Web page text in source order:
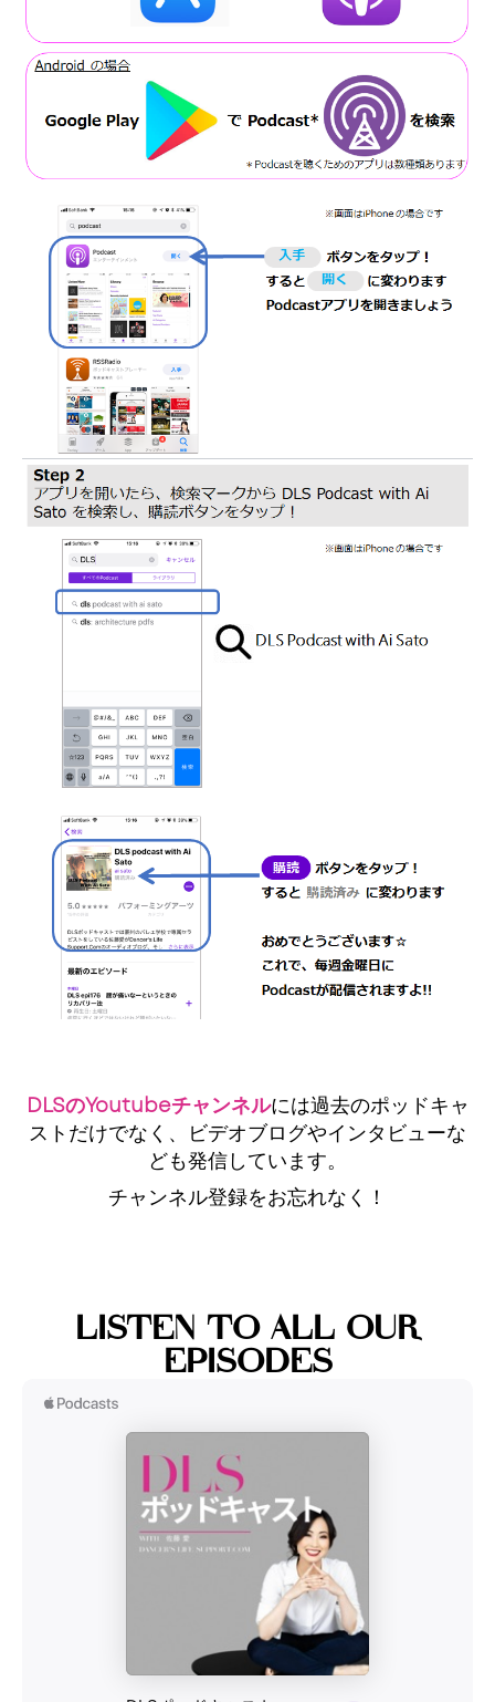
DLSのYoutubeチャンネルには過去のポッドキャ
ストだけでなく、ビデオブログやインタビューな
ども発信しています。
チャンネル登録をお忘れなく！
LISTEN TO ALL OUR
EPISODES